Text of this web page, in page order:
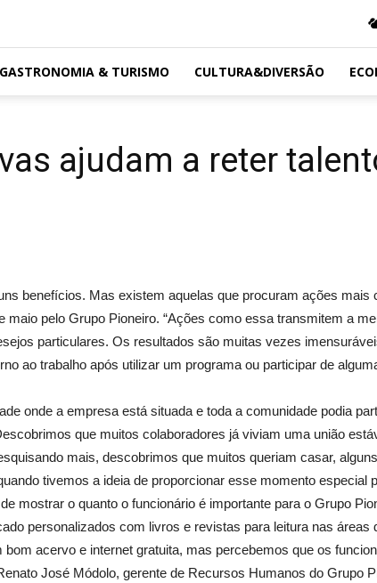
GASTRONOMIA & TURISMO CULTURA&DIVERSÃO
ajudam a reter
benefícios. Mas existem aquelas que procuram ações mais
pelo Grupo Pioneiro. “Ações como essa transmitem a
particulares. Os resultados são muitas vezes
ao trabalho após utilizar um programa ou participar de
onde a empresa está situada e toda a comunidade podia
que muitos colaboradores já viviam uma união
mais, descobrimos que muitos queriam casar,
tivemos a ideia de proporcionar esse momento especial
mostrar o quanto o funcionário é importante para o Grupo
personalizados com livros e revistas para leitura nas áreas
acervo e internet gratuita, mas percebemos que os
José Módolo, gerente de Recursos Humanos do Grupo